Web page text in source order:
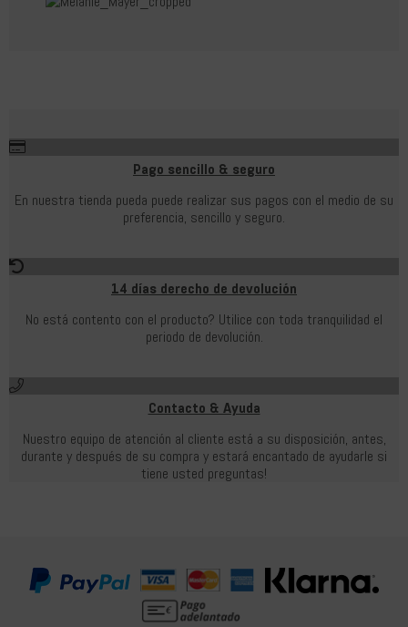
Pago sencillo & seguro
En nuestra tienda pueda puede realizar sus pagos con el medio de su
preferencia, sencillo y seguro.
14 días derecho de devolución
No está contento con el producto? Utilice con toda tranquilidad el
periodo de devolución.
Contacto & Ayuda
Nuestro equipo de atención al cliente está a su disposición, antes,
durante y después de su compra y estará encantado de ayudarle si
tiene usted preguntas!